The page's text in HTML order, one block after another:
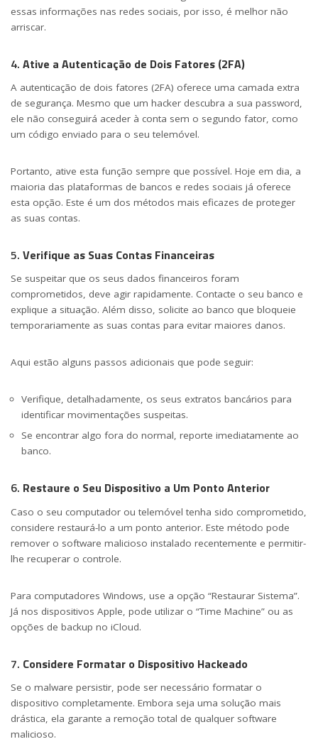
essas informações nas redes sociais, por isso, é melhor não
arriscar.
4. Ative a Autenticação de Dois Fatores (2FA)
A autenticação de dois fatores (2FA) oferece uma camada extra
de segurança. Mesmo que um hacker descubra a sua password,
ele não conseguirá aceder à conta sem o segundo fator, como
um código enviado para o seu telemóvel.
Portanto, ative esta função sempre que possível. Hoje em dia, a
maioria das plataformas de bancos e redes sociais já oferece
esta opção. Este é um dos métodos mais eficazes de proteger
as suas contas.
5. Verifique as Suas Contas Financeiras
Se suspeitar que os seus dados financeiros foram
comprometidos, deve agir rapidamente. Contacte o seu banco e
explique a situação. Além disso, solicite ao banco que bloqueie
temporariamente as suas contas para evitar maiores danos.
Aqui estão alguns passos adicionais que pode seguir:
Verifique, detalhadamente, os seus extratos bancários para
identificar movimentações suspeitas.
Se encontrar algo fora do normal, reporte imediatamente ao
banco.
6. Restaure o Seu Dispositivo a Um Ponto Anterior
Caso o seu computador ou telemóvel tenha sido comprometido,
considere restaurá-lo a um ponto anterior. Este método pode
remover o software malicioso instalado recentemente e permitir-
lhe recuperar o controle.
Para computadores Windows, use a opção “Restaurar Sistema”.
Já nos dispositivos Apple, pode utilizar o “Time Machine” ou as
opções de backup no iCloud.
7. Considere Formatar o Dispositivo Hackeado
Se o malware persistir, pode ser necessário formatar o
dispositivo completamente. Embora seja uma solução mais
drástica, ela garante a remoção total de qualquer software
malicioso.